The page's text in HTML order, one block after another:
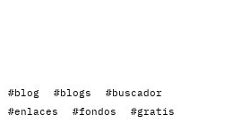
#blog #blogs
#buscador
#enlaces #fondos
#gratis